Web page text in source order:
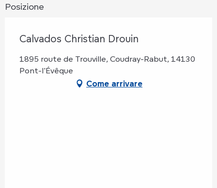
Posizione
Calvados Christian Drouin
1895 route de Trouville, Coudray-Rabut, 14130
Pont-l'Évêque
Come arrivare